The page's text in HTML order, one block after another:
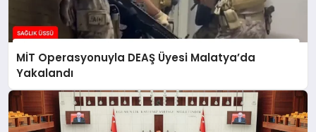
MİT Operasyonuyla DEAŞ Üyesi Malatya’da
Yakalandı